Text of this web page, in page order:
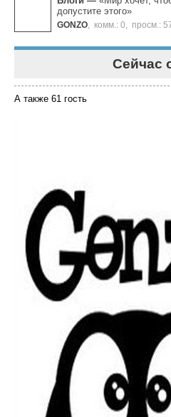
допустите этого»
GONZO комм.: 0 просм.:
Сейчас
А также 61 гость